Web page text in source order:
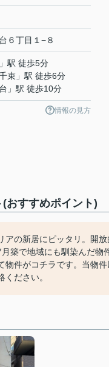
６丁目１−８
」駅 徒歩5分
束 」駅 徒歩6分
」駅 徒歩10分
情報の見方
おすすめポイント)
アの新居にピッタリ。開
築で地域にも馴染んだ
物件がコチラです。当物
ださい。